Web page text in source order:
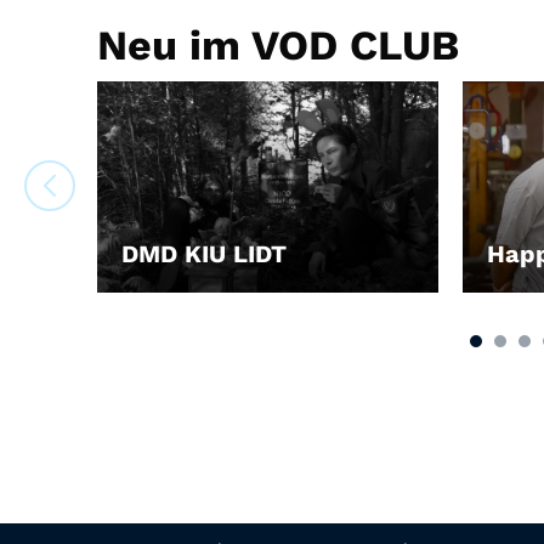
Neu im VOD CLUB
DMD KIU LIDT
LEIHEN